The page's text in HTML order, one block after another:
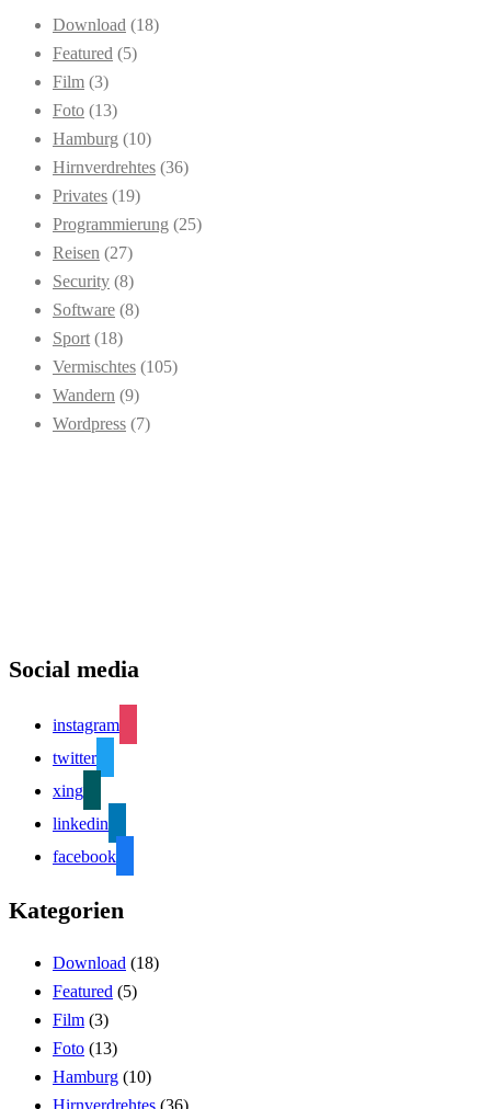
Download (18)
Featured (5)
Film (3)
Foto (13)
Hamburg (10)
Hirnverdrehtes (36)
Privates (19)
Programmierung (25)
Reisen (27)
Security (8)
Software (8)
Sport (18)
Vermischtes (105)
Wandern (9)
Wordpress (7)
Social media
instagram
twitter
xing
linkedin
facebook
Kategorien
Download (18)
Featured (5)
Film (3)
Foto (13)
Hamburg (10)